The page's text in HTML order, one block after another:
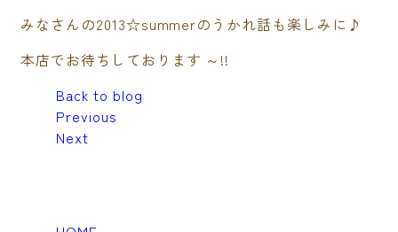
みなさんの2013☆summerのうかれ話も楽しみに♪
本店でお待ちしております ～!!
Back to blog
Previous
Next